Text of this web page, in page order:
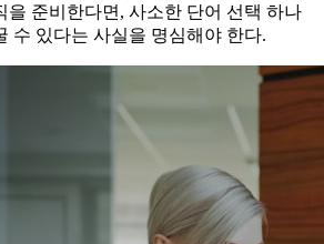
을 준비한다면, 사소한 단어 선택 하나
수 있다는 사실을 명심해야 한다.